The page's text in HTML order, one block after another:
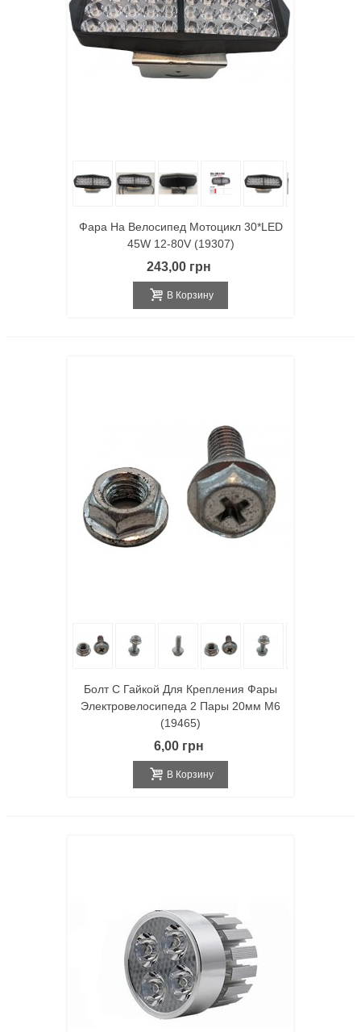
Фара На Велосипед Мотоцикл 30*LED
45W 12-80V (19307)
243,00 грн
В Корзину
Болт С Гайкой Для Крепления Фары
Электровелосипеда 2 Пары 20мм M6
(19465)
6,00 грн
В Корзину